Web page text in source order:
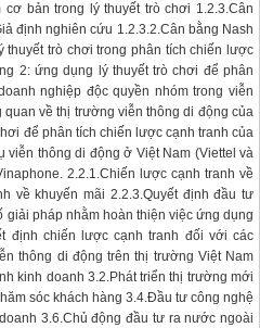
bản trong lý thuyết trò chơi 1.2.3.Cân
định nghiên cứu 1.2.3.2.Cân bằng Nash
trò chơi trong phân tích chiến lược
2: ứng dụng lý thuyết trò chơi để phân
nghiệp độc quyền nhóm trong viễn
về thị trường viễn thông di động của
để phân tích chiến lược cạnh tranh của
viễn thông di động ở Việt Nam (Viettel và
2.2.1.Chiến lược cạnh tranh về
về khuyến mãi 2.2.3.Quyết định đầu tư
pháp nhằm hoàn thiện việc ứng dụng
định chiến lược cạnh tranh đối với các
thông di động trên thị trường Việt Nam
kinh doanh 3.2.Phát triển thị trường mới
sóc khách hàng 3.4.Đầu tư công nghệ
3.6.Chủ động đầu tư ra nước ngoài